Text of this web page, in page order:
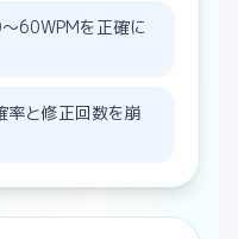
60WPMを正確に
率と修正回数を崩